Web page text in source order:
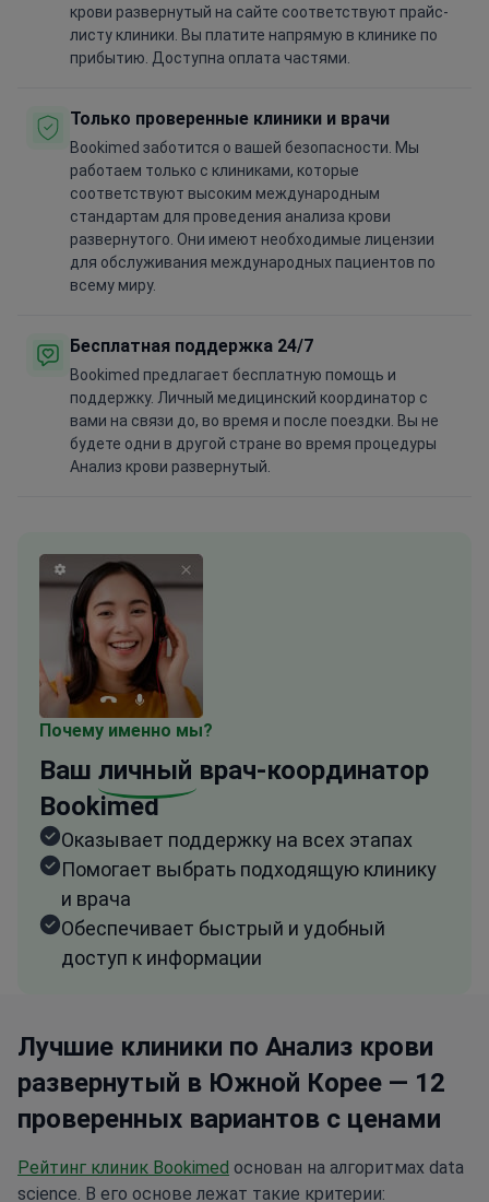
крови развернутый на сайте соответствуют прайс-
листу клиники. Вы платите напрямую в клинике по
прибытию. Доступна оплата частями.
Только проверенные клиники и врачи
Bookimed заботится о вашей безопасности. Мы
работаем только с клиниками, которые
соответствуют высоким международным
стандартам для проведения анализа крови
развернутого. Они имеют необходимые лицензии
для обслуживания международных пациентов по
всему миру.
Бесплатная поддержка 24/7
Bookimed предлагает бесплатную помощь и
поддержку. Личный медицинский координатор с
вами на связи до, во время и после поездки. Вы не
будете одни в другой стране во время процедуры
Анализ крови развернутый.
Почему именно мы?
Ваш личный врач-координатор
Bookimed
Оказывает поддержку на всех этапах
Помогает выбрать подходящую клинику
и врача
Обеспечивает быстрый и удобный
доступ к информации
Лучшие клиники по Анализ крови
развернутый в Южной Корее — 12
проверенных вариантов с ценами
Рейтинг клиник Bookimed основан на алгоритмах data
science. В его основе лежат такие критерии: